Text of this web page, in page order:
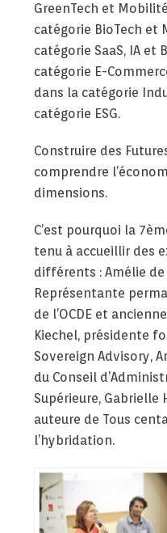
GreenTech et
catégorie BioTech et
catégorie SaaS, IA et
catégorie E-
dans la catégorie
catégorie ESG.
Construire des
comprendre
dimensions.
C’est pourquoi la
tenu à accueillir des
différents : Amélie
Représentante
de l’OCDE et
Kiechel, présidente
Sovereign Advisory,
du Conseil
Supérieure, Gabrielle
auteure de Tous
l’hybridation.